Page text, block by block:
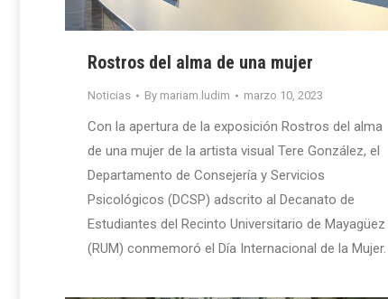
Rostros del alma de una mujer
Noticias By mariam.ludim marzo 10, 2023
Con la apertura de la exposición Rostros del alma
de una mujer de la artista visual Tere González, el
Departamento de Consejería y Servicios
Psicológicos (DCSP) adscrito al Decanato de
Estudiantes del Recinto Universitario de Mayagüez
(RUM) conmemoró el Día Internacional de la Mujer.